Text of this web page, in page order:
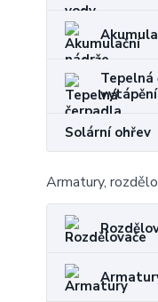
Tepelná
vytápění
Solární ohřev
Armatury,